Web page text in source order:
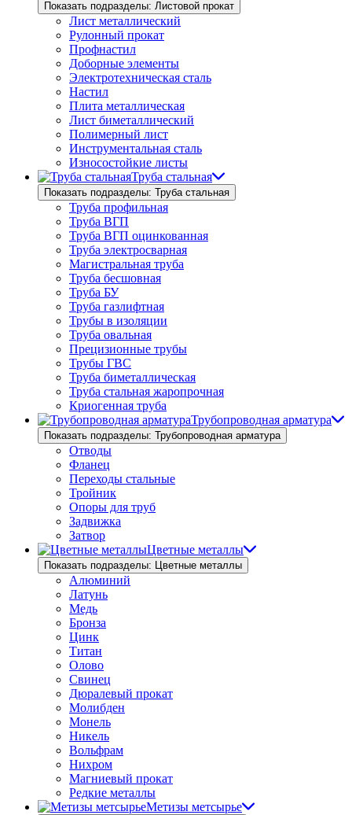
Показать подразделы: Листовой прокат
Лист металлический
Рулонный прокат
Профнастил
Доборные элементы
Электротехническая сталь
Настил
Плита металлическая
Лист биметаллический
Полимерный лист
Инструментальная сталь
Износостойкие листы
Труба стальная
Показать подразделы: Труба стальная
Труба профильная
Труба ВГП
Труба ВГП оцинкованная
Труба электросварная
Магистральная труба
Труба бесшовная
Труба БУ
Труба газлифтная
Трубы в изоляции
Труба овальная
Прецизионные трубы
Трубы ГВС
Труба биметаллическая
Труба стальная жаропрочная
Криогенная труба
Трубопроводная арматура
Показать подразделы: Трубопроводная арматура
Отводы
Фланец
Переходы стальные
Тройник
Опоры для труб
Задвижка
Затвор
Цветные металлы
Показать подразделы: Цветные металлы
Алюминий
Латунь
Медь
Бронза
Цинк
Титан
Олово
Свинец
Дюралевый прокат
Молибден
Монель
Никель
Вольфрам
Нихром
Магниевый прокат
Редкие металлы
Метизы метсырье